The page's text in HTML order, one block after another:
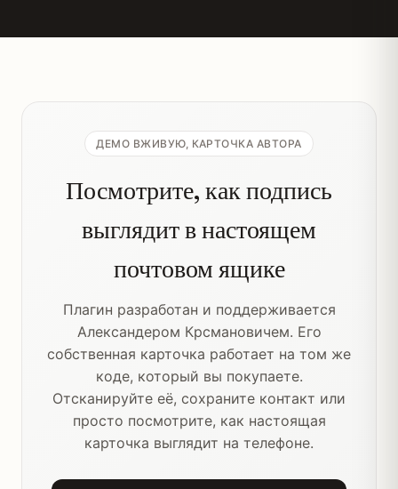
ДЕМО ВЖИВУЮ, КАРТОЧКА АВТОРА
Посмотрите, как подпись
выглядит в настоящем
почтовом ящике
Плагин разработан и поддерживается
Александером Крсмановичем. Его
собственная карточка работает на том же
коде, который вы покупаете.
Отсканируйте её, сохраните контакт или
просто посмотрите, как настоящая
карточка выглядит на телефоне.